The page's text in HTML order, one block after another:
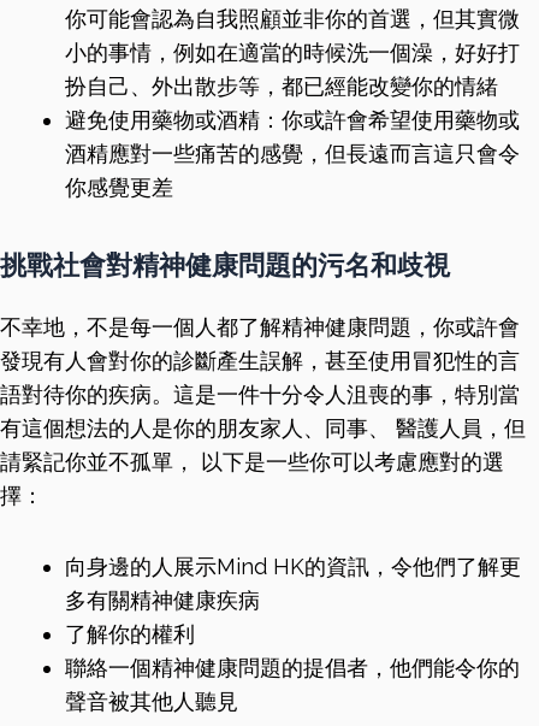
你可能會認為自我照顧並非你的首選，但其實微
小的事情，例如在適當的時候洗一個澡，好好打
扮自己、外出散步等，都已經能改變你的情緒
避免使用藥物或酒精：你或許會希望使用藥物或
酒精應對一些痛苦的感覺，但長遠而言這只會令
你感覺更差
挑戰社會對精神健康問題的污名和歧視
不幸地，不是每一個人都了解精神健康問題，你或許會
發現有人會對你的診斷產生誤解，甚至使用冒犯性的言
語對待你的疾病。這是一件十分令人沮喪的事，特別當
有這個想法的人是你的朋友家人、同事、 醫護人員，但
請緊記你並不孤單， 以下是一些你可以考慮應對的選
擇：
向身邊的人展示Mind HK的資訊，令他們了解更
多有關精神健康疾病
了解你的權利
聯絡一個精神健康問題的提倡者，他們能令你的
聲音被其他人聽見